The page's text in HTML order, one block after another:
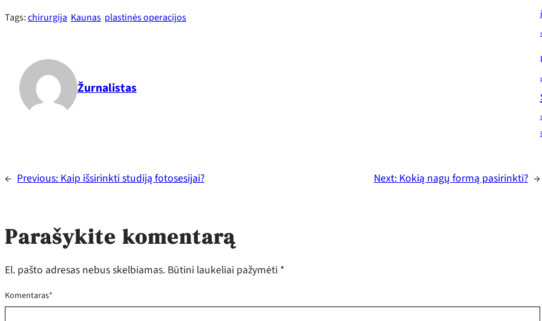
Tags:chirurgija Kaunas plastinės operacijos
Žurnalistas
← Previous:Kaip išsirinkti studiją fotosesijai? Next:Kokią nagų formą pasirinkti? →
Parašykite komentarą
El. pašto adresas nebus skelbiamas. Būtini laukeliai pažymėti *
Komentaras*